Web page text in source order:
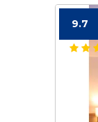
9.7